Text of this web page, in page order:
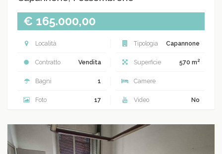
€ 165.000,00
Località Tipologia Capannone
Contratto Vendita Superficie 570 m2
Bagni 1 Camere
Foto 17 Video No